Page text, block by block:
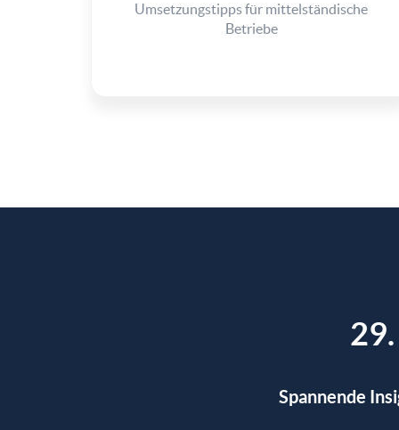
Umsetzungstipps für mittelständische
Betriebe
Spannende